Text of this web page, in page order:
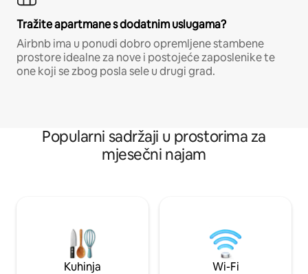
Tražite apartmane s dodatnim uslugama?
Airbnb ima u ponudi dobro opremljene stambene
prostore idealne za nove i postojeće zaposlenike te
one koji se zbog posla sele u drugi grad.
Popularni sadržaji u prostorima za
mjesečni najam
Kuhinja Wi-Fi